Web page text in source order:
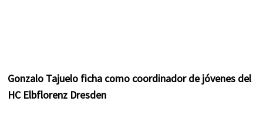
Gonzalo Tajuelo ficha como coordinador de jóvenes del
HC Elbflorenz Dresden